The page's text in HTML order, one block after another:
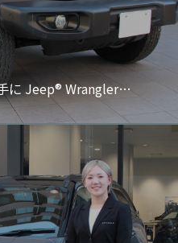
に Jeep® Wrangler…